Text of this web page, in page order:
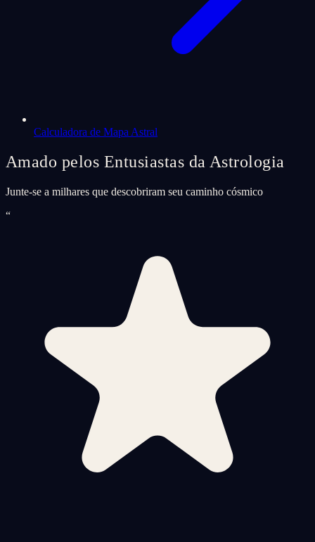
Calculadora de Mapa Astral
Amado pelos Entusiastas da Astrologia
Junte-se a milhares que descobriram seu caminho cósmico
“